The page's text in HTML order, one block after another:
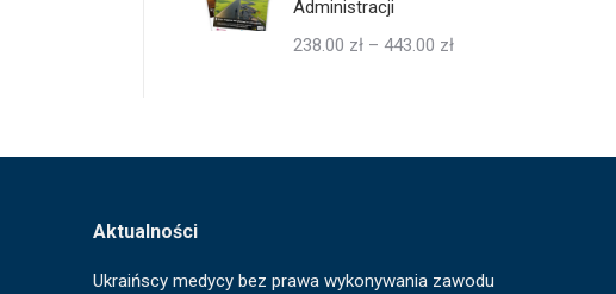
Administracji
238.00 zł – 443.00 złZakres
Aktualności
Ukraińscy medycy bez prawa wykonywania zawodu